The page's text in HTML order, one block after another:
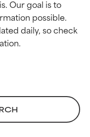
Our goal is to
possible.
daily, so check
door
of
door
of